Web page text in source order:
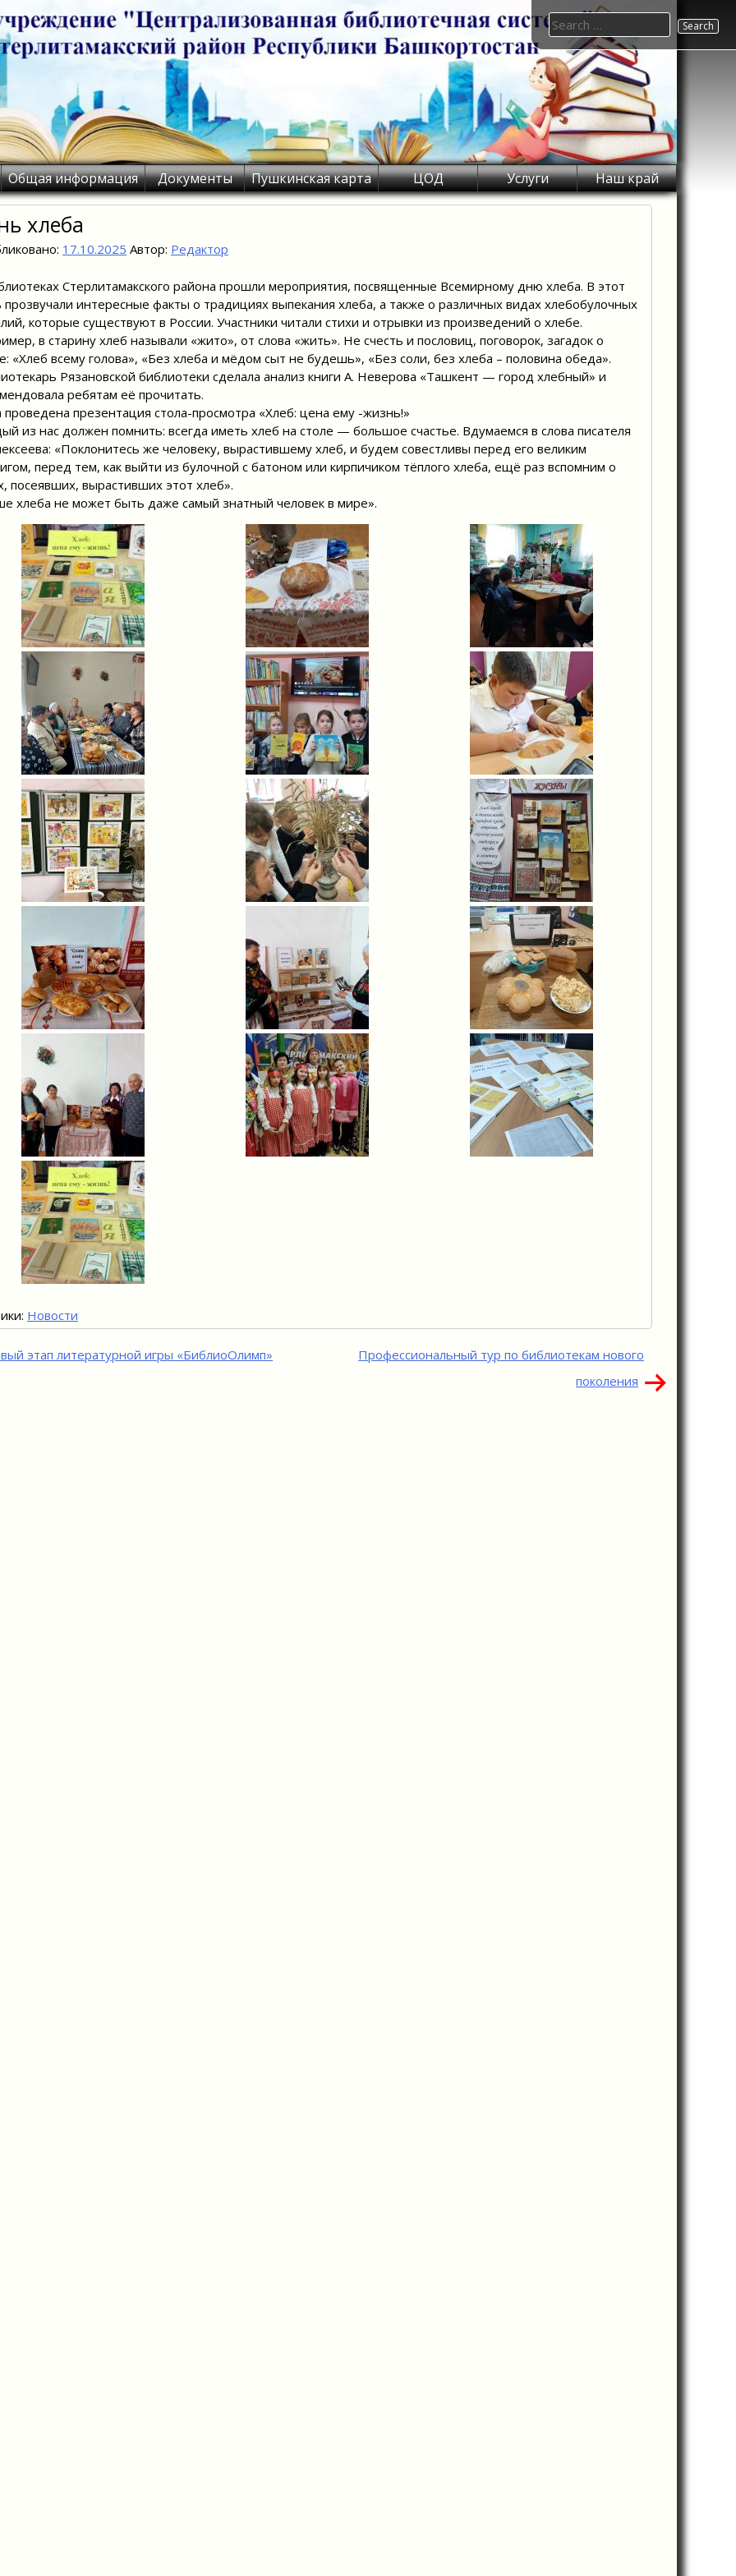
Общая информация Документы Пушкинская карта ЦОД Услуги Наш край
Search
for:
хлеба
17.10.2025 Автор: Редактор
Стерлитамакского района прошли мероприятия, посвященные Всемирному дню хлеба. В этот
прозвучали интересные факты о традициях выпекания хлеба, а также о различных видах хлебобулочных
которые существуют в России. Участники читали стихи и отрывки из произведений о хлебе.
в старину хлеб называли «жито», от слова «жить». Не счесть и пословиц, поговорок, загадок о
«Хлеб всему голова», «Без хлеба и мёдом сыт не будешь», «Без соли, без хлеба – половина обеда».
Рязановской библиотеки сделала анализ книги А. Неверова «Ташкент — город хлебный» и
ребятам её прочитать.
проведена презентация стола-просмотра «Хлеб: цена ему -жизнь!»
из нас должен помнить: всегда иметь хлеб на столе — большое счастье. Вдумаемся в слова писателя
«Поклонитесь же человеку, вырастившему хлеб, и будем совестливы перед его великим
перед тем, как выйти из булочной с батоном или кирпичиком тёплого хлеба, ещё раз вспомним о
посеявших, вырастивших этот хлеб».
хлеба не может быть даже самый знатный человек в мире».
Новости
этап литературной игры «БиблиоОлимп»
Профессиональный тур по библиотекам нового
поколения